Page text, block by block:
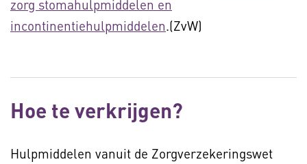
zorg stomahulpmiddelen en
incontinentiehulpmiddelen.(ZvW)
Hoe te verkrijgen?
Hulpmiddelen vanuit de Zorgverzekeringswet